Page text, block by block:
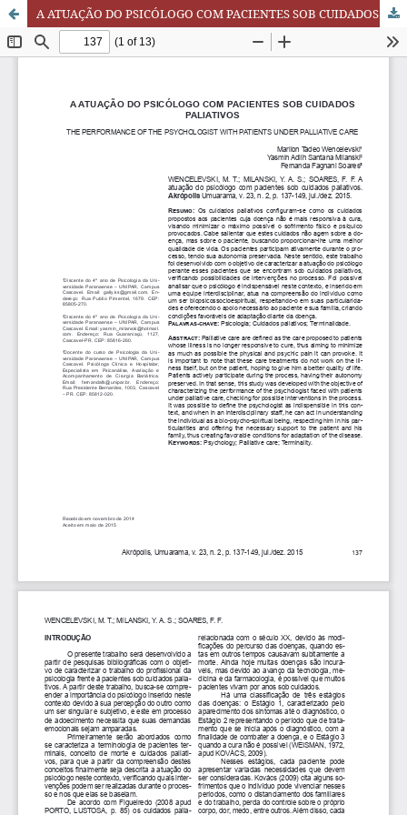
A ATUAÇÃO DO PSICÓLOGO COM PACIENTES SOB CUIDADOS PALIATIVOS